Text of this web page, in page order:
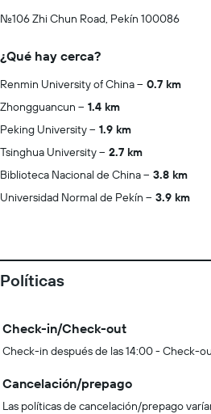
No.106 Zhi Chun Road, Pekín 100086
¿Qué hay cerca?
Renmin University of China
0.7 km
Zhongguancun
1.4 km
Peking University
1.9 km
Tsinghua University
2.7 km
Biblioteca Nacional de China
3.8 km
Universidad Normal de Pekín
3.9 km
Políticas
Check-in/Check-out
Check-in después de las 14:00 - Check-
Cancelación/prepago
Las políticas de cancelación/prepago